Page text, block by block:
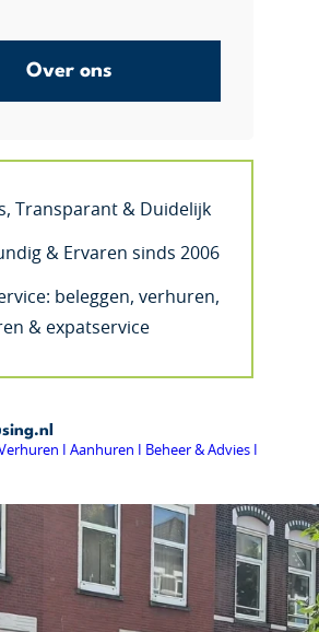
Over ons
Transparant & Duidelijk
& Ervaren sinds 2006
beleggen, verhuren,
& expatservice
I Aanhuren I Beheer & Advies I